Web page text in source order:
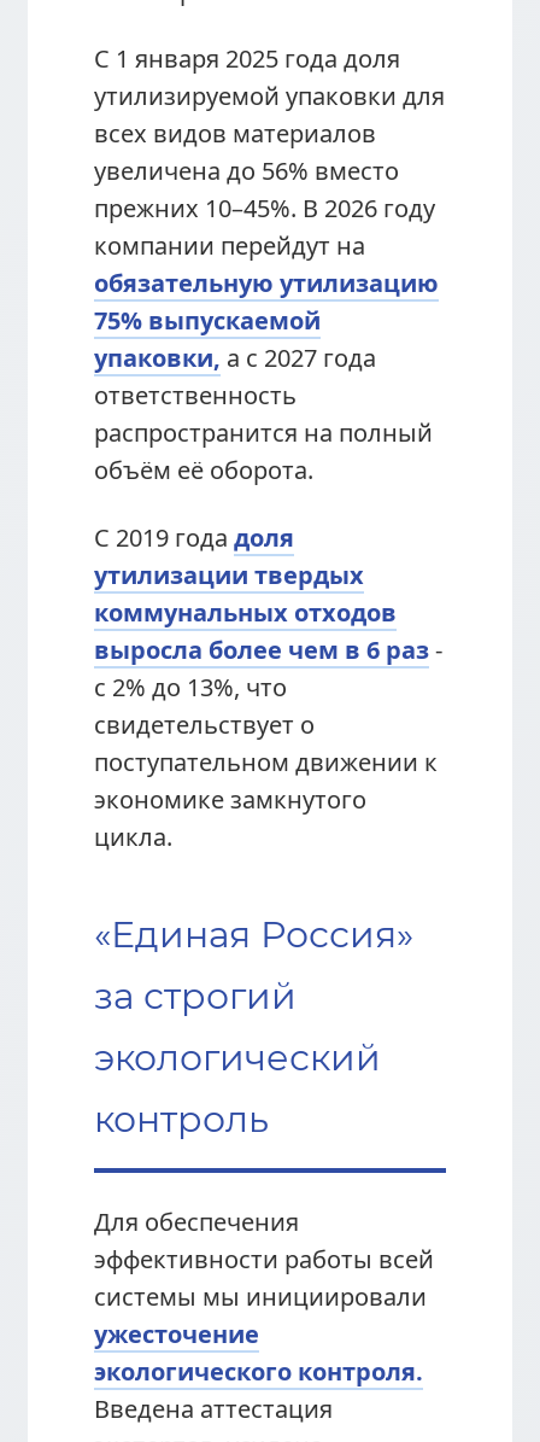
С 1 января 2025 года доля
утилизируемой упаковки для
всех видов материалов
увеличена до 56% вместо
прежних 10–45%. В 2026 году
компании перейдут на
обязательную утилизацию
75% выпускаемой
упаковки, а с 2027 года
ответственность
распространится на полный
объём её оборота.
С 2019 года доля
утилизации твердых
коммунальных отходов
выросла более чем в 6 раз-
с 2% до 13%, что
свидетельствует о
поступательном движении к
экономике замкнутого
цикла.
«Единая Россия»
за строгий
экологический
контроль
Для обеспечения
эффективности работы всей
системы мы инициировали
ужесточение
экологического контроля.
Введена аттестация